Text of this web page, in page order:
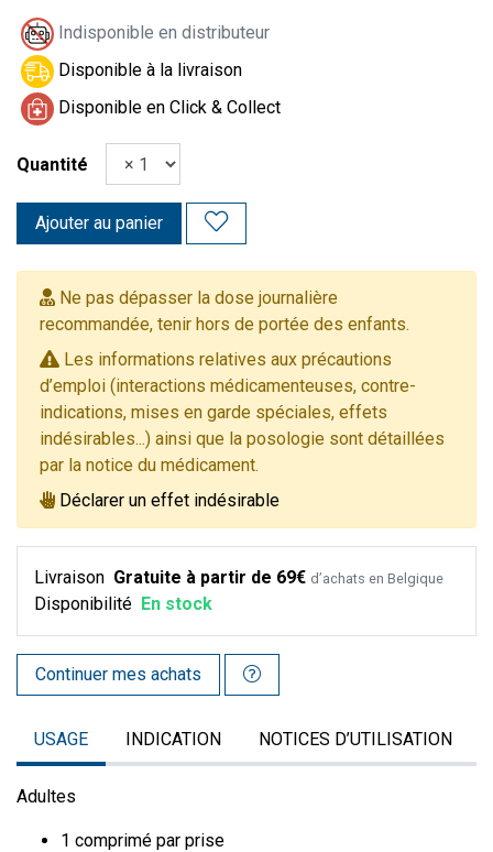
Indisponible en distributeur
Disponible à la livraison
Disponible en Click & Collect
Quantité
Ajouter au panier
Ne pas dépasser la dose journalière
recommandée, tenir hors de portée des enfants.
Les informations relatives aux précautions
d’emploi (interactions médicamenteuses, contre-
indications, mises en garde spéciales, effets
indésirables...) ainsi que la posologie sont détaillées
par la notice du médicament.
Déclarer un effet indésirable
Livraison Gratuite à partir de 69€ d’achats en Belgique
Disponibilité En stock
Continuer mes achats
USAGE INDICATION NOTICES D’UTILISATION
Adultes
1 comprimé par prise